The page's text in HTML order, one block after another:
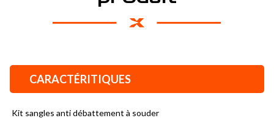
CARACTÉRITIQUES
Kit sangles anti débattement à souder